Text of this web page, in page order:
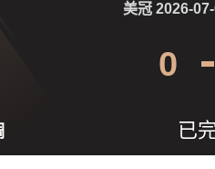
美冠 2026-
0
已